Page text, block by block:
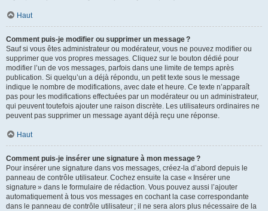
Haut
Comment puis-je modifier ou supprimer un message ?
Sauf si vous êtes administrateur ou modérateur, vous ne pouvez modifier ou
supprimer que vos propres messages. Cliquez sur le bouton dédié pour
modifier l’un de vos messages, parfois dans une limite de temps après
publication. Si quelqu’un a déjà répondu, un petit texte sous le message
indique le nombre de modifications, avec date et heure. Ce texte n’apparaît
pas pour les modifications effectuées par un modérateur ou un administrateur,
qui peuvent toutefois ajouter une raison discrète. Les utilisateurs ordinaires ne
peuvent pas supprimer un message ayant déjà reçu une réponse.
Haut
Comment puis-je insérer une signature à mon message ?
Pour insérer une signature dans vos messages, créez-la d’abord depuis le
panneau de contrôle utilisateur. Cochez ensuite la case « Insérer une
signature » dans le formulaire de rédaction. Vous pouvez aussi l’ajouter
automatiquement à tous vos messages en cochant la case correspondante
dans le panneau de contrôle utilisateur ; il ne sera alors plus nécessaire de la